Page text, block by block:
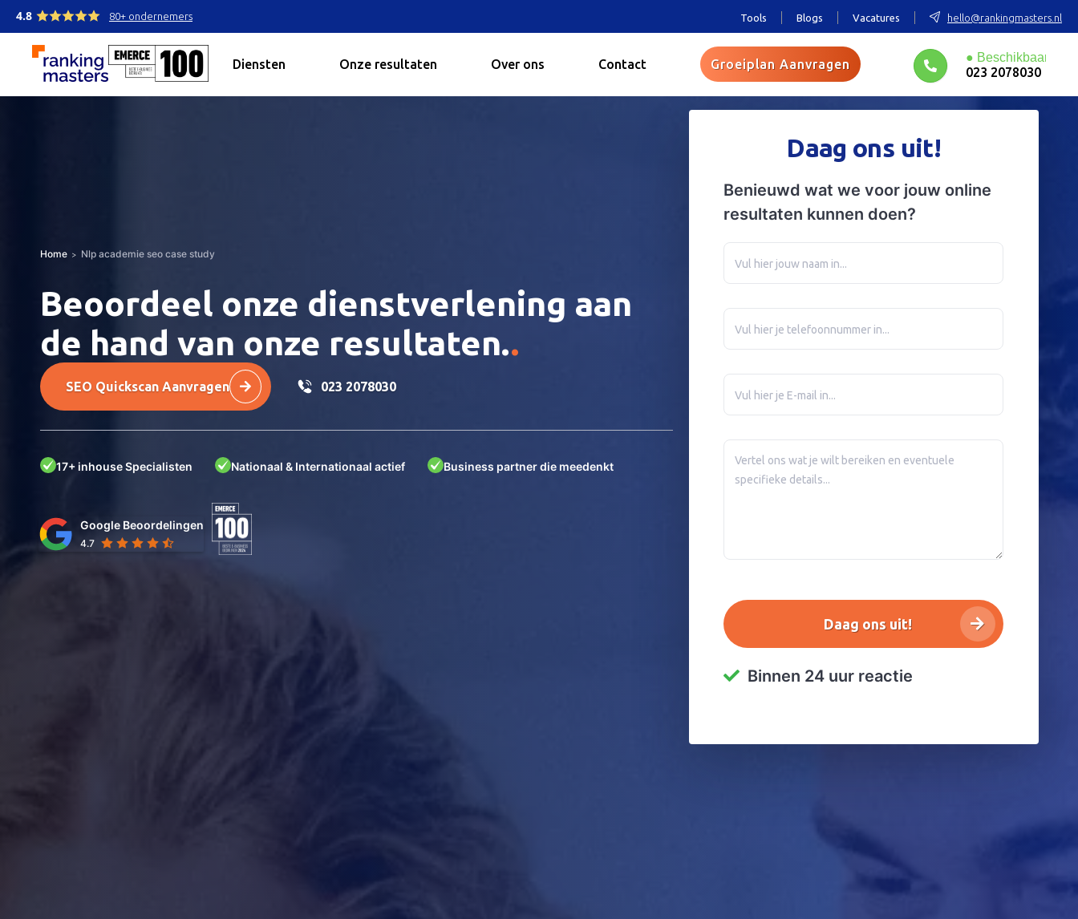
4.8 80+ ondernemers Tools Blogs Vacatures hello@rankingmasters.nl
Diensten Onze resultaten Over ons Contact Groeiplan Aanvragen
023 2078030
Home Nlp academie seo case study
Beoordeel onze dienstverlening aan
de hand van onze resultaten..
SEO Quickscan Aanvragen 023 2078030
17+ inhouse Specialisten Nationaal & Internationaal actief Business partner die meedenkt
Google Beoordelingen
4.7
Daag ons uit!
Benieuwd wat we voor jouw online
resultaten kunnen doen?
Binnen 24 uur reactie